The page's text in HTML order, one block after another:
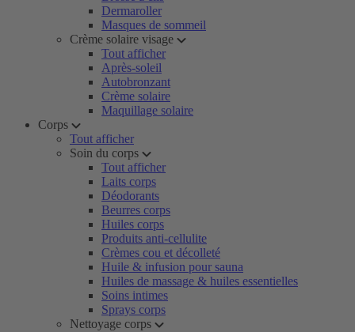
Dermaroller
Masques de sommeil
Crème solaire visage
Tout afficher
Après-soleil
Autobronzant
Crème solaire
Maquillage solaire
Corps
Tout afficher
Soin du corps
Tout afficher
Laits corps
Déodorants
Beurres corps
Huiles corps
Produits anti-cellulite
Crèmes cou et décolleté
Huile & infusion pour sauna
Huiles de massage & huiles essentielles
Soins intimes
Sprays corps
Nettoyage corps